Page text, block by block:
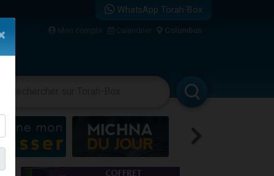
WhatsApp Torah-Box
Mon compte Calendrier Columbus